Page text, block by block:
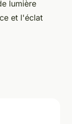
lumière
et l'éclat